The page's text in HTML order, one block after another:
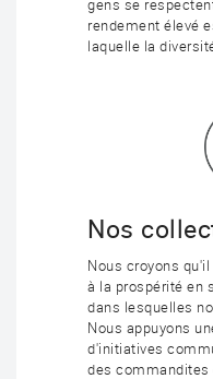
gens se
rendement élevé
laquelle la
Nos
Nous croyons
à la prospérité en
dans lesquelles
Nous appuyons
d'initiatives
des commandites